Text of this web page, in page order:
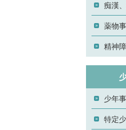
痴漢
薬物
精神
少年
特定